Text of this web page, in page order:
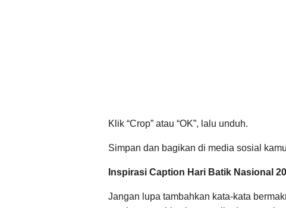
Klik “Crop” atau “OK”, lalu unduh.
Simpan dan bagikan di media sosial
Inspirasi Caption Hari Batik Nasional
Jangan lupa tambahkan kata-kata